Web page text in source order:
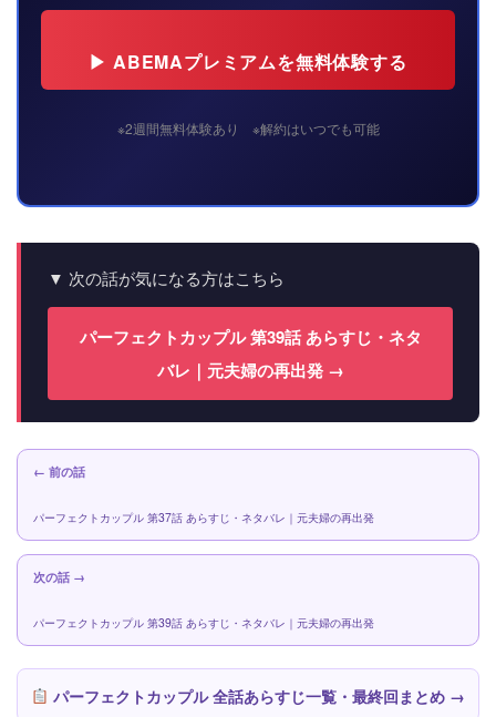
▶ ABEMAプレミアムを無料体験する
※2週間無料体験あり ※解約はいつでも可能
▼ 次の話が気になる方はこちら
パーフェクトカップル 第39話 あらすじ・ネタ
バレ｜元夫婦の再出発 →
← 前の話
パーフェクトカップル 第37話 あらすじ・ネタバレ｜元夫婦の再出発
次の話 →
パーフェクトカップル 第39話 あらすじ・ネタバレ｜元夫婦の再出発
パーフェクトカップル 全話あらすじ一覧・最終回まとめ →